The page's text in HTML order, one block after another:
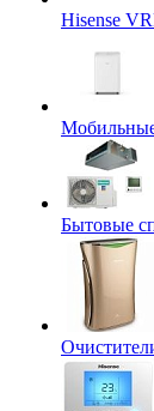
Hisense
Бытовые